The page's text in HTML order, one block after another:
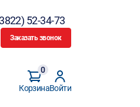
52-34-73
Заказать звонок
Корзина
0
Войти